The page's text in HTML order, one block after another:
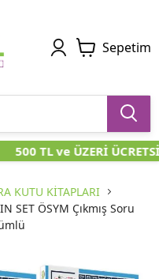
Sepetim
500 TL ve ÜZERİ
KUTU KİTAPLARI
SET ÖSYM Çıkmış Soru